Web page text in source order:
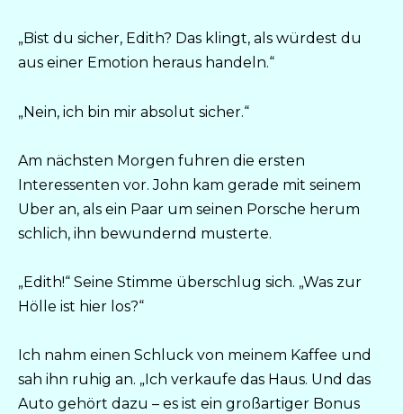
„Bist du sicher, Edith? Das klingt, als würdest du
aus einer Emotion heraus handeln.“
„Nein, ich bin mir absolut sicher.“
Am nächsten Morgen fuhren die ersten
Interessenten vor. John kam gerade mit seinem
Uber an, als ein Paar um seinen Porsche herum
schlich, ihn bewundernd musterte.
„Edith!“ Seine Stimme überschlug sich. „Was zur
Hölle ist hier los?“
Ich nahm einen Schluck von meinem Kaffee und
sah ihn ruhig an. „Ich verkaufe das Haus. Und das
Auto gehört dazu – es ist ein großartiger Bonus